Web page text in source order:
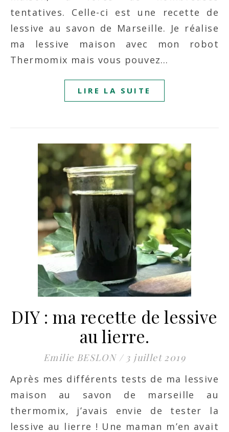
tentatives. Celle-ci est une recette de
lessive au savon de Marseille. Je réalise
ma lessive maison avec mon robot
Thermomix mais vous pouvez…
LIRE LA SUITE
DIY : ma recette de lessive
au lierre.
Emilie BESLON / 3 juillet 2019
Après mes différents tests de ma lessive
maison au savon de marseille au
thermomix, j’avais envie de tester la
lessive au lierre ! Une maman m’en avait